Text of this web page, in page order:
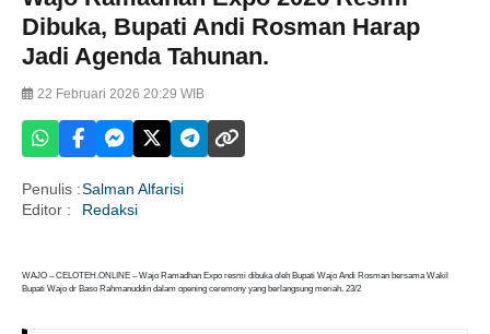
Dibuka, Bupati Andi Rosman Harap
Jadi Agenda Tahunan.
22 Februari 2026 20:29 WIB
Penulis :Salman Alfarisi
Editor :
Redaksi
WAJO – CELOTEH.ONLINE – Wajo Ramadhan Expo resmi dibuka oleh Bupati Wajo Andi Rosman bersama Wakil
Bupati Wajo dr Baso Rahmanuddin dalam opening ceremony yang berlangsung meriah. 23/2